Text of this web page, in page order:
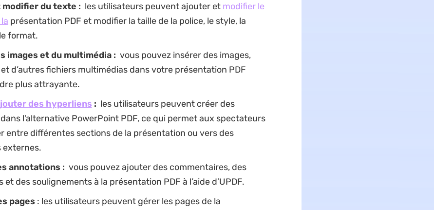
du texte : les utilisateurs peuvent ajouter et modifier le
présentation PDF et modifier la taille de la police, le style, la
format.
images et du multimédia : vous pouvez insérer des images,
d’autres fichiers multimédias dans votre présentation PDF
plus attrayante.
des hyperliens : les utilisateurs peuvent créer des
l'alternative PowerPoint PDF, ce qui permet aux spectateurs
entre différentes sections de la présentation ou vers des
externes.
annotations : vous pouvez ajouter des commentaires, des
et des soulignements à la présentation PDF à l’aide d’UPDF.
pages : les utilisateurs peuvent gérer les pages de la